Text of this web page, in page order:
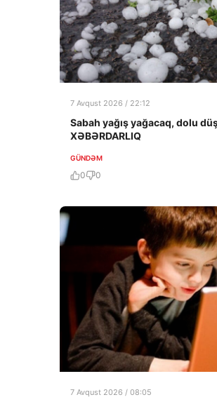
7 Avqust 2026 / 22:12
Sabah yağış yağacaq, dolu
XƏBƏRDARLIQ
GÜNDƏM
0 0
7 Avqust 2026 / 08:05